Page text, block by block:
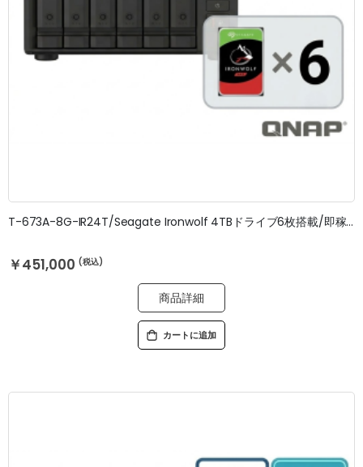
T-673A-8G-IR24T/Seagate Ironwolf 4TBドライブ6枚搭載/即稼働OK/3年無料修理保証
￥451,000
商品詳細
カートに追加